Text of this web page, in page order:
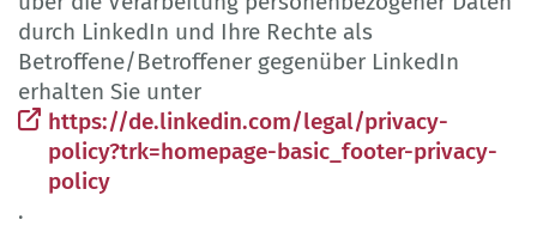
durch LinkedIn und Ihre Rechte als
Betroffene/Betroffener gegenüber LinkedIn
erhalten Sie unter
https://de.linkedin.com/legal/privacy-
policy?trk=homepage-basic_footer-privacy-
policy
.